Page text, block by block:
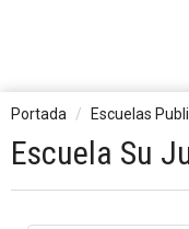
Portada Escuelas
Escuela Su